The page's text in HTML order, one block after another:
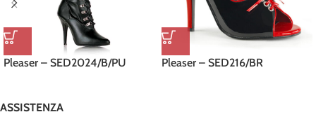
Pleaser – SED2024/B/PU Pleaser – SED216/BR
ASSISTENZA